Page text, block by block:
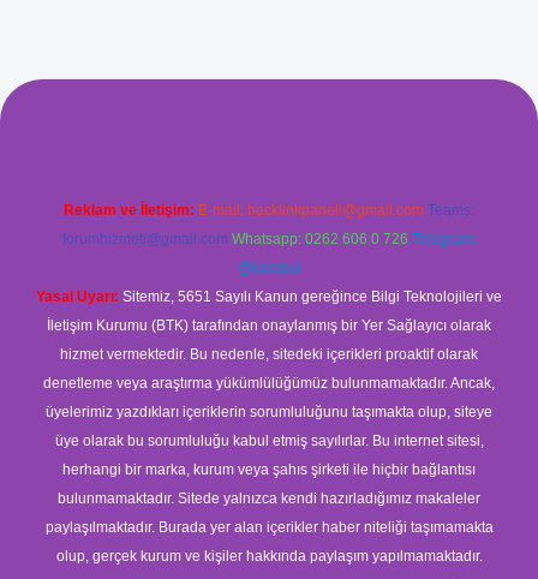
Reklam ve İletişim: E-mail: backlinkpaneli@gmail.com Teams:
forumhizmeti@gmail.com Whatsapp: 0262 606 0 726 Telegram:
@karabul
Yasal Uyarı: Sitemiz, 5651 Sayılı Kanun gereğince Bilgi Teknolojileri ve
İletişim Kurumu (BTK) tarafından onaylanmış bir Yer Sağlayıcı olarak
hizmet vermektedir. Bu nedenle, sitedeki içerikleri proaktif olarak
denetleme veya araştırma yükümlülüğümüz bulunmamaktadır. Ancak,
üyelerimiz yazdıkları içeriklerin sorumluluğunu taşımakta olup, siteye
üye olarak bu sorumluluğu kabul etmiş sayılırlar. Bu internet sitesi,
herhangi bir marka, kurum veya şahıs şirketi ile hiçbir bağlantısı
bulunmamaktadır. Sitede yalnızca kendi hazırladığımız makaleler
paylaşılmaktadır. Burada yer alan içerikler haber niteliği taşımamakta
olup, gerçek kurum ve kişiler hakkında paylaşım yapılmamaktadır.